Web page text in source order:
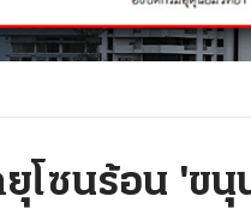
โซนร้อน 'ขนุ